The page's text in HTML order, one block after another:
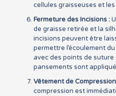
cellules graisseuses et
Fermeture des Incisions :
de graisse retirée et la
incisions peuvent être
permettre l’écoulement
avec des points de suture
pansements sont
Vêtement de
compression est